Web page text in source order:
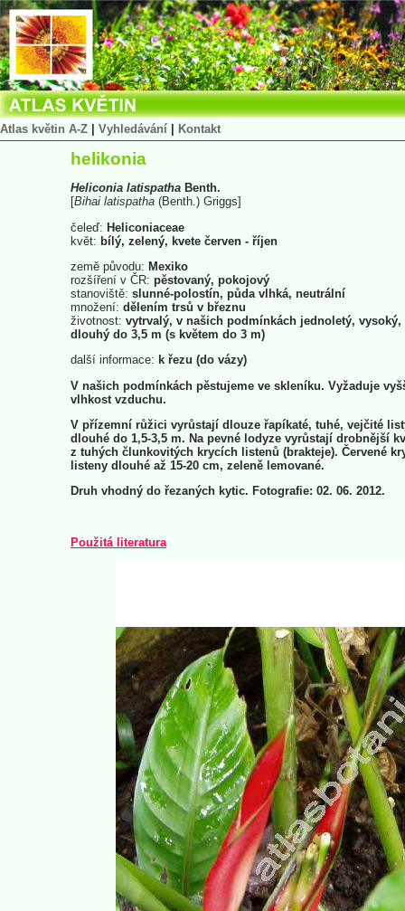
Atlas květin A-Z Vyhledávání Kontakt
helikonia
Heliconia latispatha Benth.
[Bihai latispatha (Benth.) Griggs]
čeleď: Heliconiaceae
květ: bílý, zelený, kvete červen - říjen
země původu: Mexiko
rozšíření v ČR: pěstovaný, pokojový
stanoviště: slunné-polostín, půda vlhká, neutrální
množení: dělením trsů v březnu
životnost: vytrvalý, v našich podmínkách jednoletý, vysoký,
dlouhý do 3,5 m (s květem do 3 m)
další informace: k řezu (do vázy)
V našich podmínkách pěstujeme ve skleníku. Vyžaduje
vlhkost vzduchu.
V přízemní růžici vyrůstají dlouze řapíkaté, tuhé, vejčité
dlouhé do 1,5-3,5 m. Na pevné lodyze vyrůstají drobnější
z tuhých člunkovitých krycích listenů (brakteje). Červené
listeny dlouhé až 15-20 cm, zeleně lemované.
Druh vhodný do řezaných kytic. Fotografie: 02. 06. 2012.
Použitá literatura